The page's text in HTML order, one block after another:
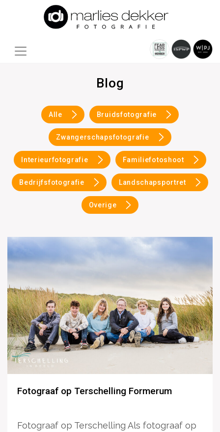
Blog
Alle Bruidsfotografie
Zwangerschapsfotografie
Interieurfotografie Familiefotoshoot
Bedrijfsfotografie Landschapsportret
Overige
Fotograaf op Terschelling Formerum
Fotograaf op Terschelling Als fotograaf op